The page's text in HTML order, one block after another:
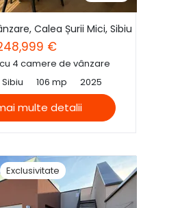
Calea Șurii Mici, Sibiu
€
4 camere de vânzare
106 mp 2025
multe detalii
Exclusivitate